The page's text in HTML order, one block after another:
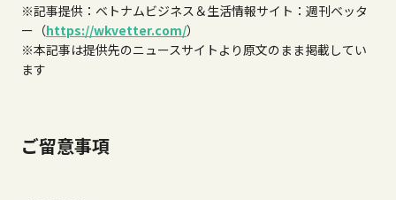
※記事提供：ベトナムビジネス＆生活情報サイト：週刊ベッタ
ー（https://wkvetter.com/）
※本記事は提供先のニュースサイトより原文のまま掲載してい
ます
ご留意事項